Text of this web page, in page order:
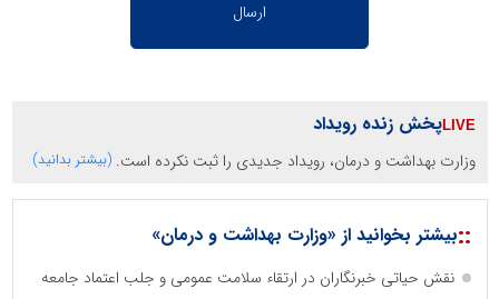
پخش زنده رویداد
وزارت بهداشت و درمان، رویداد جدیدی را ثبت نکرده است. (بیشتر بدانید)
::بیشتر بخوانید از «وزارت بهداشت و درمان»
نقش حیاتی خبرنگاران در ارتقاء سلامت عمومی و جلب اعتماد جامعه